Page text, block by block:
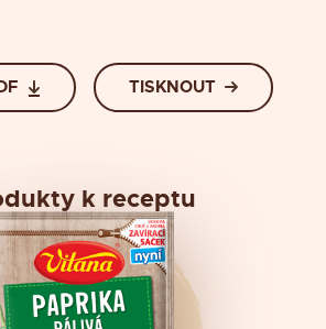
TISKNOUT
k receptu